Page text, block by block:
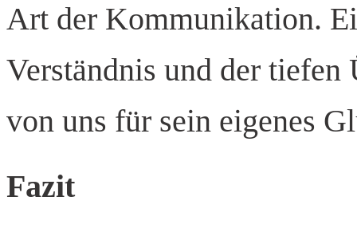
Art der Kommunikation.
Verständnis und der tiefen
von uns für sein eigenes
Fazit